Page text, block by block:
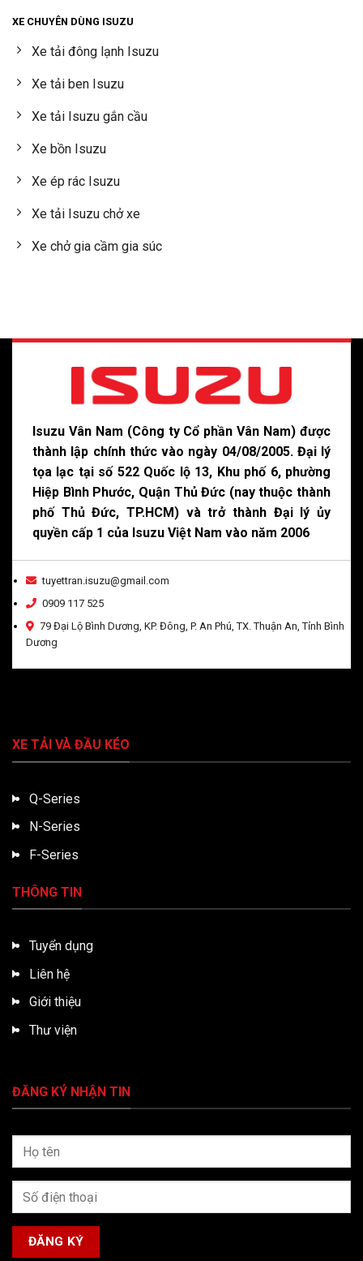
XE CHUYÊN DÙNG ISUZU
Xe tải đông lạnh Isuzu
Xe tải ben Isuzu
Xe tải Isuzu gắn cầu
Xe bồn Isuzu
Xe ép rác Isuzu
Xe tải Isuzu chở xe
Xe chở gia cầm gia súc
Isuzu Vân Nam (Công ty Cổ phần Vân Nam) được
thành lập chính thức vào ngày 04/08/2005. Đại lý
tọa lạc tại số 522 Quốc lộ 13, Khu phố 6, phường
Hiệp Bình Phước, Quận Thủ Đức (nay thuộc thành
phố Thủ Đức, TP.HCM) và trở thành Đại lý ủy
quyền cấp 1 của Isuzu Việt Nam vào năm 2006
tuyettran.isuzu@gmail.com
0909 117 525
79 Đại Lộ Bình Dương, KP. Đông, P. An Phú, TX. Thuận An, Tỉnh Bình
Dương
XE TẢI VÀ ĐẦU KÉO
Q-Series
N-Series
F-Series
THÔNG TIN
Tuyển dụng
Liên hệ
Giới thiệu
Thư viện
ĐĂNG KÝ NHẬN TIN